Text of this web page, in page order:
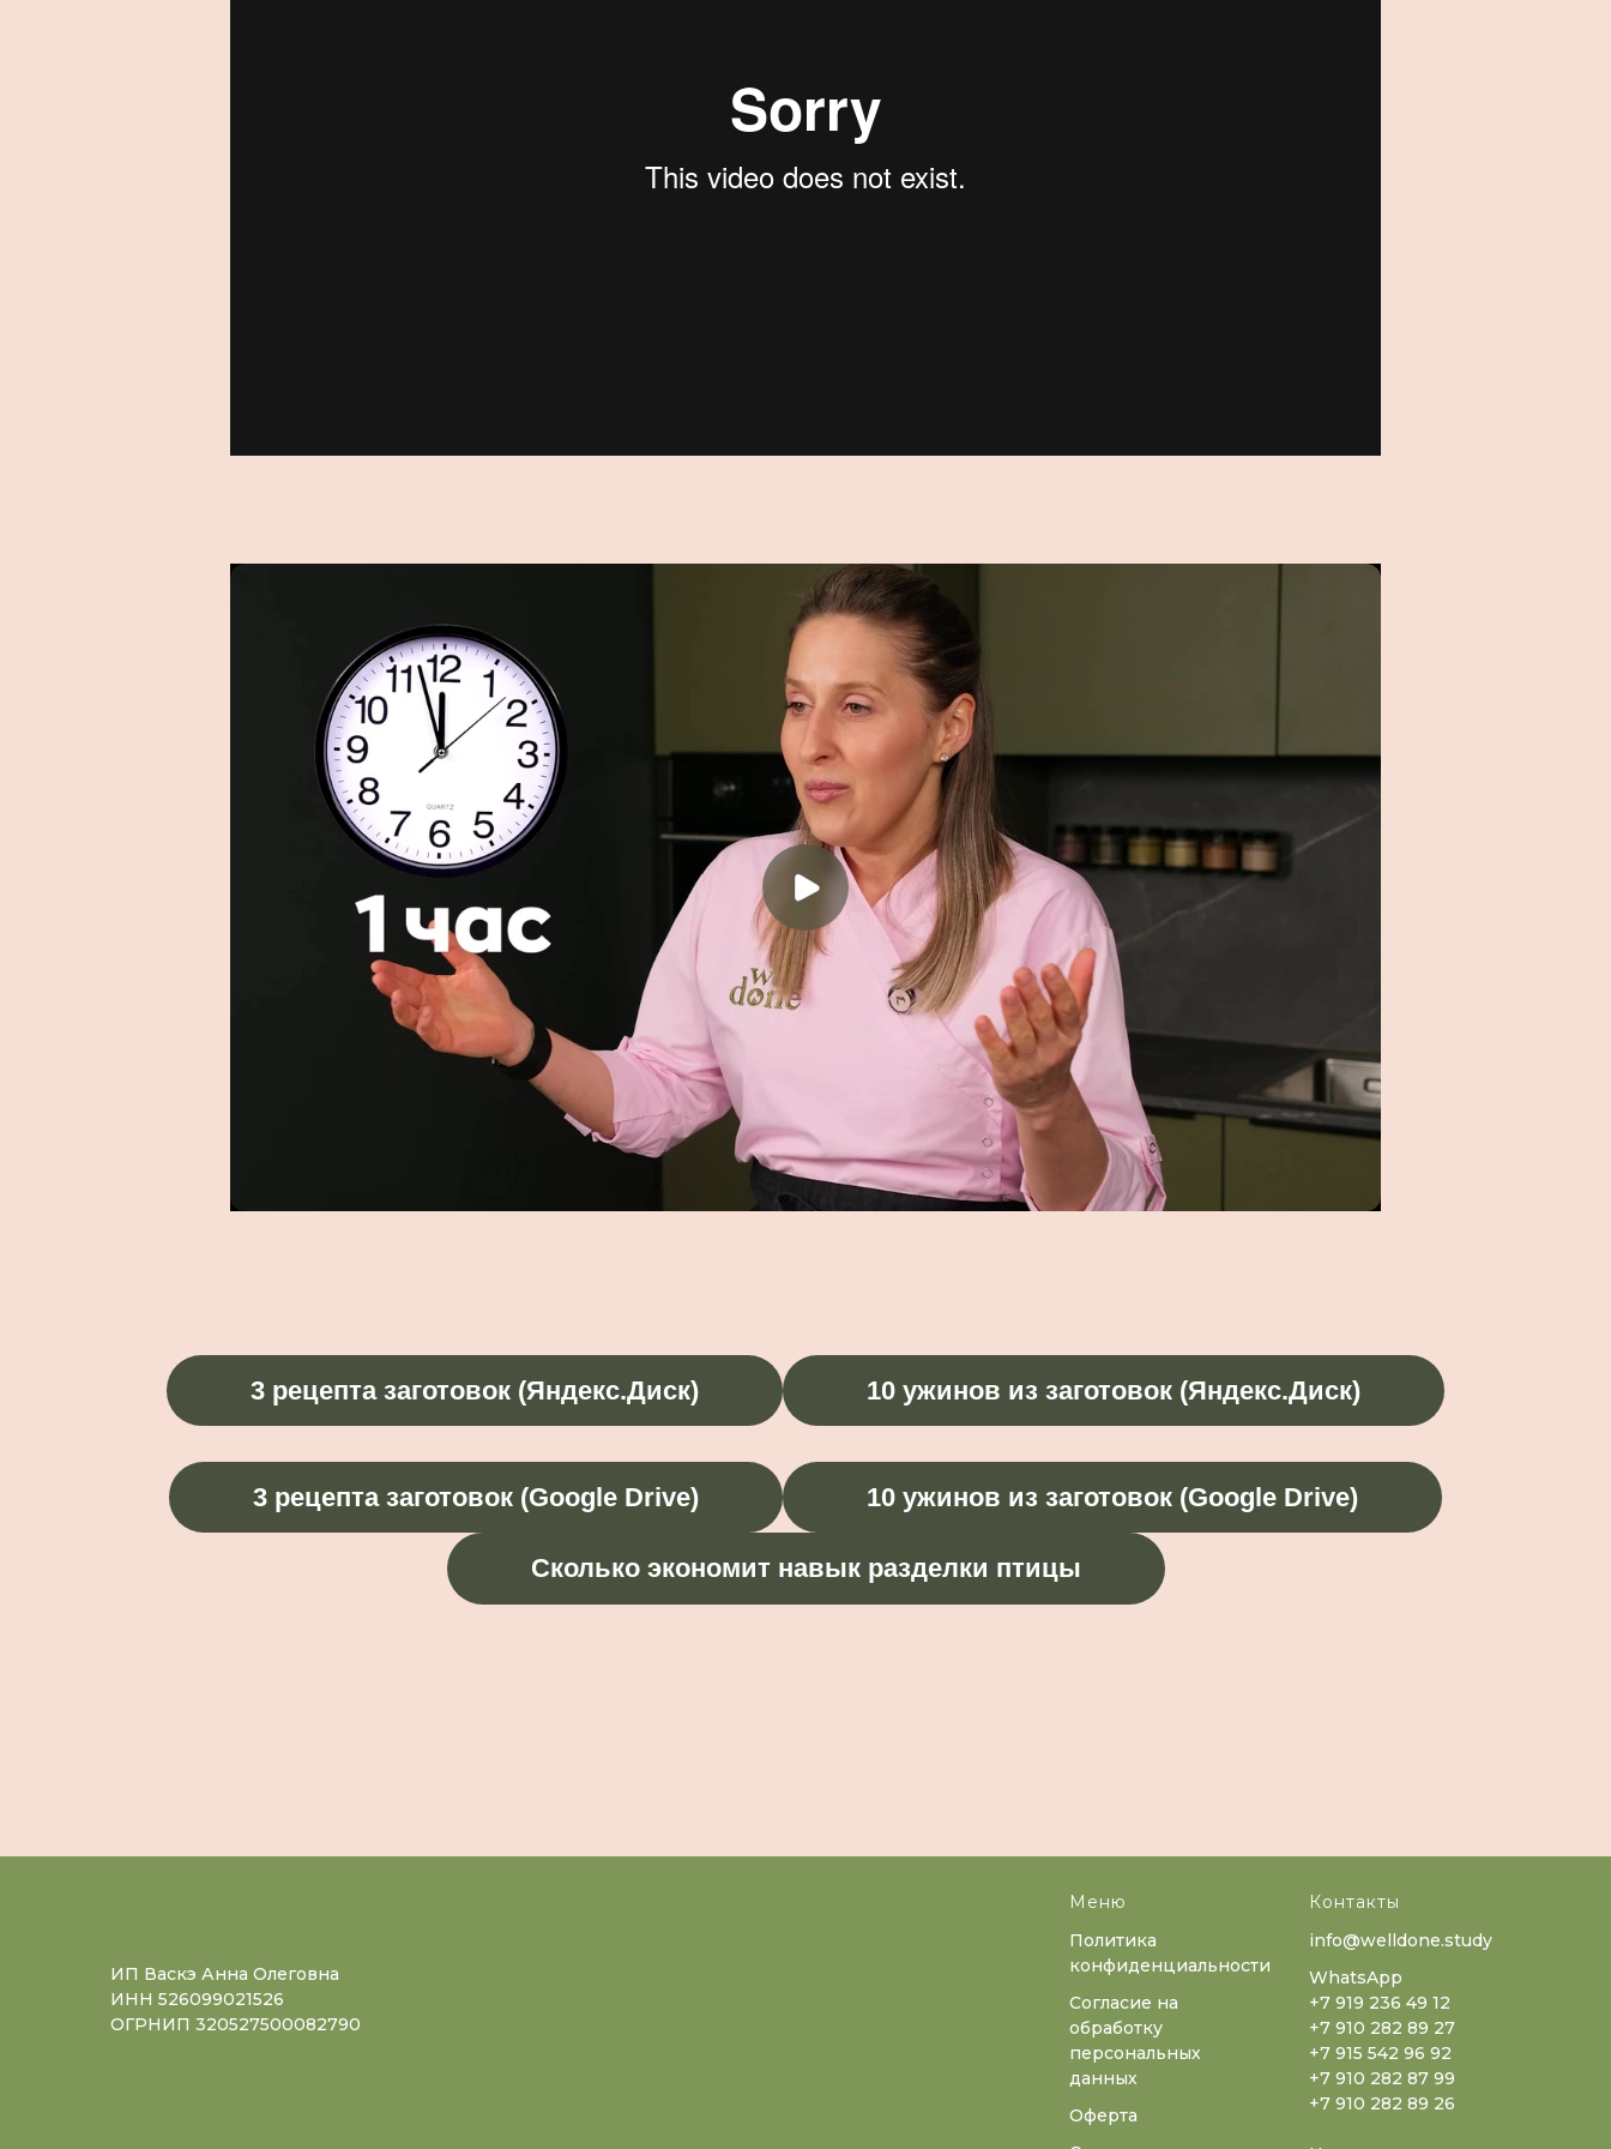
3 рецепта заготовок (Яндекс.Диск) 10 ужинов из заготовок (Яндекс.Диск)
3 рецепта заготовок (Google Drive) 10 ужинов из заготовок (Google Drive)
Сколько экономит навык разделки птицы
ИП Васкэ Анна Олеговна
ИНН 526099021526
ОГРНИП 320527500082790
Меню
Политика
конфиденциальности
Согласие на
обработку
персональных
данных
Оферта
Контакты
info@welldone.study
WhatsApp
+7 919 236 49 12
+7 910 282 89 27
+7 915 542 96 92
+7 910 282 87 99
+7 910 282 89 26